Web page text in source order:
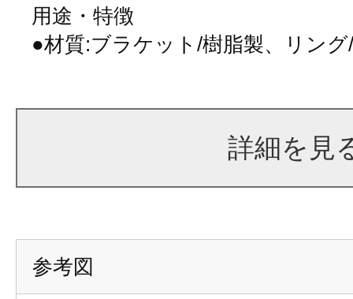
用途・特徴
●材質:ブラケット/樹脂製、リン
詳細を見
参考図